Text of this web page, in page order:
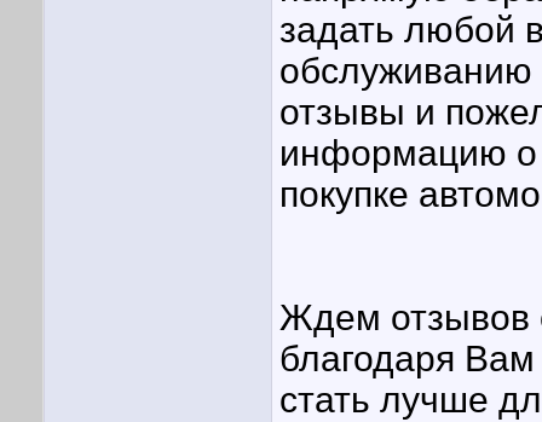
задать любой
обслуживанию
отзывы и
информацию о
покупке
Ждем отзывов
благодаря
стать лучше